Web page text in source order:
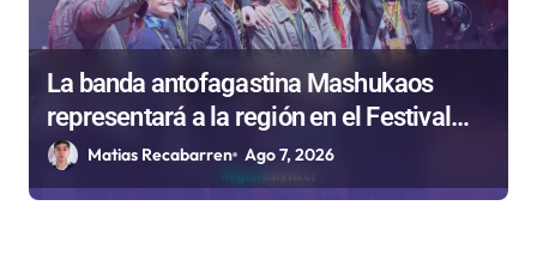
La banda antofagastina Mashukaos
representará a la región en el Festival
Rockódromo de Valparaíso
Matias Recabarren Ago 7, 2026